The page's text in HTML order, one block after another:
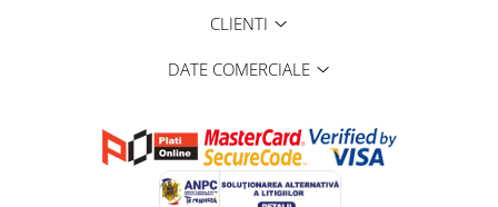
CLIENTI
DATE COMERCIALE